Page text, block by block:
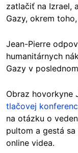
zatlačiť na Izrael,
Gazy, okrem
Jean-Pierre
humanitárnych
Gazy v
Obraz hovorkyne
tlačovej
na otázku o
pultom a gestá
online videa.